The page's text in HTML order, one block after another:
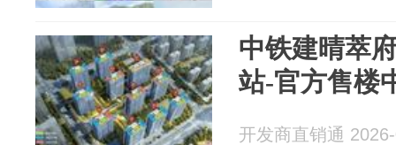
中铁建晴萃
站-官方售楼
开发商直销通